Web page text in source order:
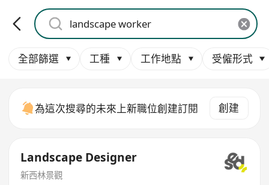
全部篩選 工種 工作地點 受僱形式
為這次搜尋的未來上新職位創建訂閱 創建
Landscape Designer
新西林景觀